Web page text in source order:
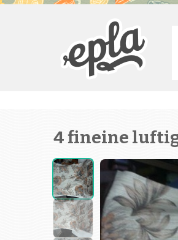
4 fineine